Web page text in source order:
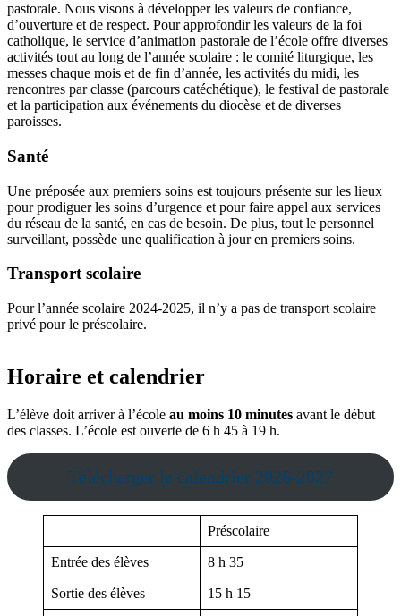
pastorale. Nous visons à développer les valeurs de confiance,
d’ouverture et de respect. Pour approfondir les valeurs de la foi
catholique, le service d’animation pastorale de l’école offre diverses
activités tout au long de l’année scolaire : le comité liturgique, les
messes chaque mois et de fin d’année, les activités du midi, les
rencontres par classe (parcours catéchétique), le festival de pastorale
et la participation aux événements du diocèse et de diverses
paroisses.
Santé
Une préposée aux premiers soins est toujours présente sur les lieux
pour prodiguer les soins d’urgence et pour faire appel aux services
du réseau de la santé, en cas de besoin. De plus, tout le personnel
surveillant, possède une qualification à jour en premiers soins.
Transport scolaire
Pour l’année scolaire 2024-2025, il n’y a pas de transport scolaire
privé pour le préscolaire.
Horaire et calendrier
L’élève doit arriver à l’école au moins 10 minutes avant le début
des classes. L’école est ouverte de 6 h 45 à 19 h.
Télécharger le calendrier 2026-2027
Préscolaire
Entrée des élèves 8 h 35
Sortie des élèves 15 h 15